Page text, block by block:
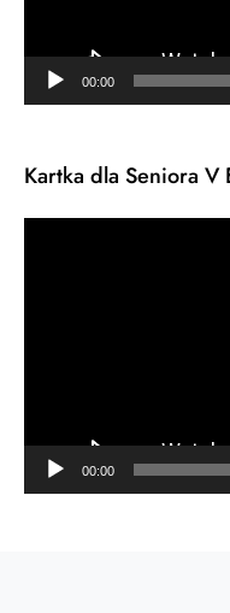
00:00
Kartka dla Seniora V
00:00